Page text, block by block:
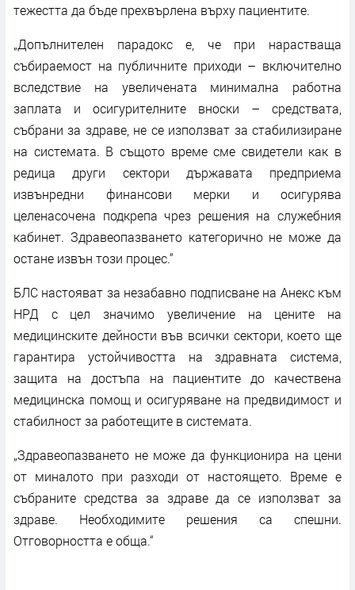
тежестта да бъде прехвърлена върху пациентите.
„Допълнителен парадокс е, че при нарастваща
събираемост на публичните приходи – включително
вследствие на увеличената минимална работна
заплата и осигурителните вноски – средствата,
събрани за здраве, не се използват за стабилизиране
на системата. В същото време сме свидетели как в
редица други сектори държавата предприема
извънредни финансови мерки и осигурява
целенасочена подкрепа чрез решения на служебния
кабинет. Здравеопазването категорично не може да
остане извън този процес.“
БЛС настояват за незабавно подписване на Анекс към
НРД с цел значимо увеличение на цените на
медицинските дейности във всички сектори, което ще
гарантира устойчивостта на здравната система,
защита на достъпа на пациентите до качествена
медицинска помощ и осигуряване на предвидимост и
стабилност за работещите в системата.
„Здравеопазването не може да функционира на цени
от миналото при разходи от настоящето. Време е
събраните средства за здраве да се използват за
здраве. Необходимите решения са спешни.
Отговорността е обща.“